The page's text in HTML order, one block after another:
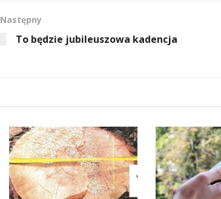
Następny
To będzie jubileuszowa kadencja